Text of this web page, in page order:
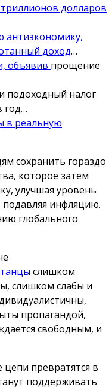
долларов
антиэкономику,
доход…
объявив прощение
подоходный налог
год…
в реальную
сохранить гораздо
которое затем
улучшая уровень
подавляя инфляцию.
глобального
слишком
слишком слабы и
пропагандой,
свободным, и
превратятся в
поддерживать